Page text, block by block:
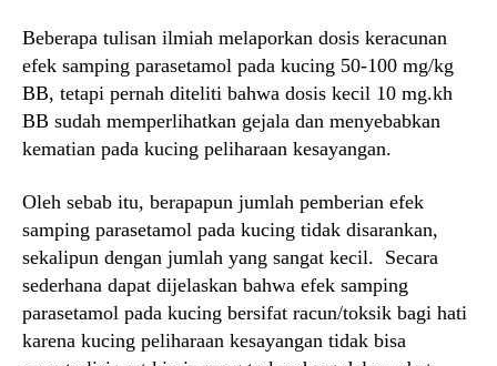
Beberapa tulisan ilmiah melaporkan dosis keracunan
efek samping parasetamol pada kucing 50-100 mg/kg
BB, tetapi pernah diteliti bahwa dosis kecil 10 mg.kh
BB sudah memperlihatkan gejala dan menyebabkan
kematian pada kucing peliharaan kesayangan.
Oleh sebab itu, berapapun jumlah pemberian efek
samping parasetamol pada kucing tidak disarankan,
sekalipun dengan jumlah yang sangat kecil. Secara
sederhana dapat dijelaskan bahwa efek samping
parasetamol pada kucing bersifat racun/toksik bagi hati
karena kucing peliharaan kesayangan tidak bisa